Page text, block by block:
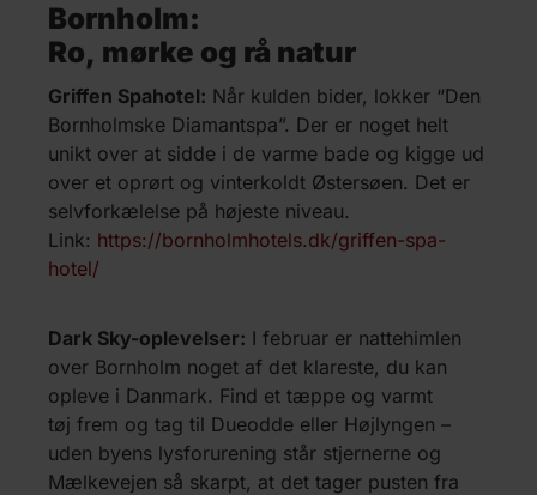
Bornholm:
Ro, mørke og rå natur
Griffen Spahotel: Når kulden bider, lokker “Den
Bornholmske Diamantspa”. Der er noget helt
unikt over at sidde i de varme bade og kigge ud
over et oprørt og vinterkoldt Østersøen. Det er
selvforkælelse på højeste niveau.
Link: https://bornholmhotels.dk/griffen-spa-
hotel/
Dark Sky-oplevelser: I februar er nattehimlen
over Bornholm noget af det klareste, du kan
opleve i Danmark. Find et tæppe og varmt
tøj frem og tag til Dueodde eller Højlyngen –
uden byens lysforurening står stjernerne og
Mælkevejen så skarpt, at det tager pusten fra